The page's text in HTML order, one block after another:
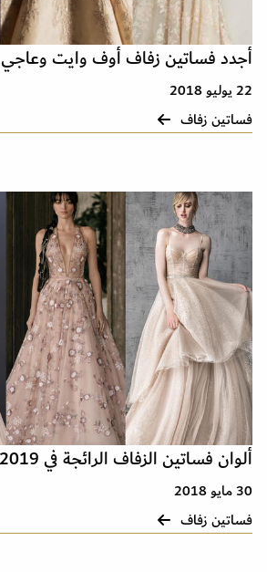
أجدد فساتين زفاف أوف وايت وعاجي 2019
22 يوليو 2018
فساتين زفاف
ألوان فساتين الزفاف الرائجة في 2019
30 مايو 2018
فساتين زفاف